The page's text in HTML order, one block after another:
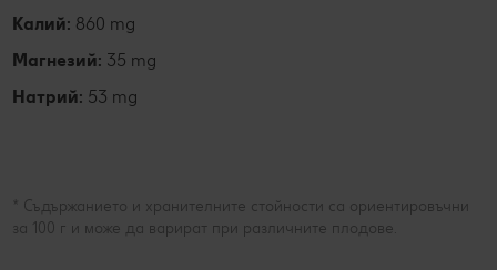
Калий: 860 mg
Магнезий: 35 mg
Натрий: 53 mg
* Съдържанието и хранителните стойности са ориентировъчни
за 100 г и може да варират при различните плодове.